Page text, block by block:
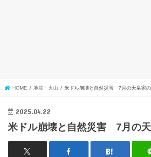
HOME 地震・火山 米ドル崩壊と自然災害 7月の天皇家の
2025.04.22
米ドル崩壊と自然災害 7月の